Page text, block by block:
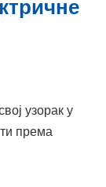
узорак у
према